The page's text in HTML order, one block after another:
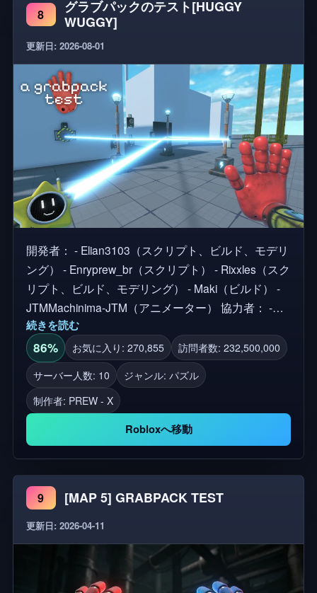
8
グラブパックのテスト[HUGGY
WUGGY]
更新日: 2026-08-01
開発者： - Elian3103（スクリプト、ビルド、モデリ
ング） - Enryprew_br（スクリプト） - Rixxles（スク
リプト、ビルド、モデリング） - Maki（ビルド） -
JTMMachinima-JTM（アニメーター） 協力者： -
ScaryTvMan1-funkyfriday412（yarnabyマップの作成
を支援） - Kitafuzzi（マップ4の新しい部屋の構築を
支援） - Aithermoving （コスメティックメニューの
大部分をコーディング） ❗重要 モデルの10％は
Mob（ハギーなど）からのもの モデルの10％は
Sketchfabからのもの モデルの80％は私たちがリメ
イクしたもの トロールの手やすべてのコスチューム
は、Mobのものではなく、当チームが制作したモデ
ルです。 もしMobの社員の方がこれをご覧になり、
何かが同社のルールに違反していると思われる場合
は、ご連絡ください。 Mob Entertainmentへのクレ
キー] - 手の切り替え [Q] - ハンドホイール [左クリッ
ク／右クリック] - 左手／右手の発射 [Shift] - ダッシ
続きを読む
86% お気に入り: 270,855
訪問者数: 232,500,000
サーバー人数: 10
ジャンル: パズル
制作者: PREW - X
Robloxへ移動
9 [MAP 5] GRABPACK TEST
更新日: 2026-04-11